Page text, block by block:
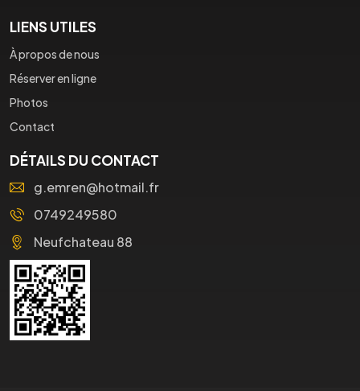
LIENS UTILES
À propos de nous
Réserver en ligne
Photos
Contact
DÉTAILS DU CONTACT
g.emren@hotmail.fr
0749249580
Neufchateau 88